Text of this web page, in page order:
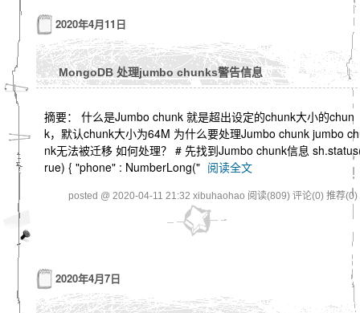
2020年4月11日
MongoDB 处理jumbo chunks警告信息
摘要： 什么是Jumbo chunk 就是超出设定的chunk大小的chun
k，默认chunk大小为64M 为什么要处理Jumbo chunk jumbo
nk无法被迁移 如何处理？ # 先找到Jumbo chunk信息
rue) { "phone" : NumberLong(" 阅读全文
posted @ 2020-04-11 21:32 xibuhaohao 阅读(809) 评论(0) 推荐(0)
2020年4月7日